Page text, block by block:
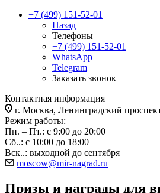
+7 (499) 151-52-01
Назад
Телефоны
+7 (499) 151-52-01
WhatsApp
Telegram
Заказать звонок
Контактная информация
г. Москва, Ленинградский
Режим работы:
Пн. – Пт.: с 9:00 до 20:00
Сб..: с 10:00 до 18:00
Вск..: выходной до сентября
moscow@mir-nagrad.ru
Призы и награды для